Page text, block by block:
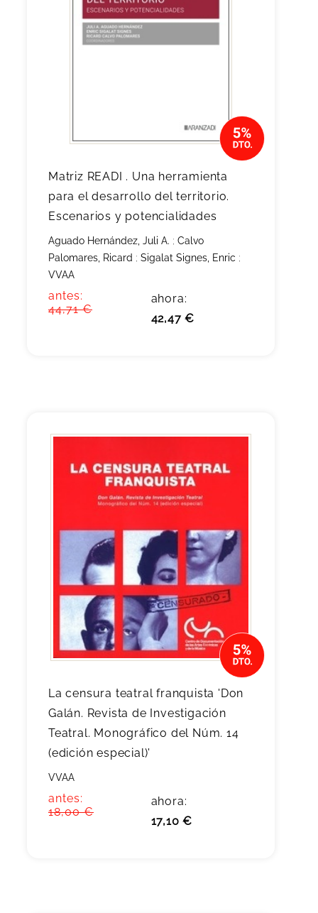
Matriz READI . Una herramienta
para el desarrollo del territorio.
Escenarios y potencialidades
Aguado Hernández, Juli A. ; Calvo
Palomares, Ricard ; Sigalat Signes, Enric ;
VVAA
antes:
44,71 €
ahora:
42,47 €
La censura teatral franquista 'Don
Galán. Revista de Investigación
Teatral. Monográfico del Núm. 14
(edición especial)'
VVAA
antes:
18,00 €
ahora:
17,10 €